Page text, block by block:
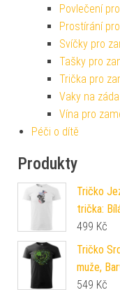
Povlečení
Prostírání
Svíčky pro
Tašky pro
Trička pro
Vaky na
Vína pro
Péči o dítě
Produkty
Tričko
trička:
499 Kč
Tričko
muže,
549 Kč